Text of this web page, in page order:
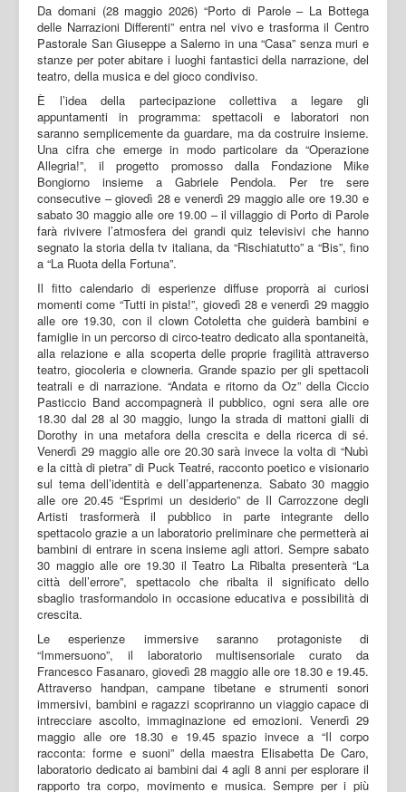
Da domani (28 maggio 2026) “Porto di Parole – La Bottega
delle Narrazioni Differenti” entra nel vivo e trasforma il Centro
Pastorale San Giuseppe a Salerno in una “Casa” senza muri e
stanze per poter abitare i luoghi fantastici della narrazione, del
teatro, della musica e del gioco condiviso.
È l’idea della partecipazione collettiva a legare gli
appuntamenti in programma: spettacoli e laboratori non
saranno semplicemente da guardare, ma da costruire insieme.
Una cifra che emerge in modo particolare da “Operazione
Allegria!”, il progetto promosso dalla Fondazione Mike
Bongiorno insieme a Gabriele Pendola. Per tre sere
consecutive – giovedì 28 e venerdì 29 maggio alle ore 19.30 e
sabato 30 maggio alle ore 19.00 – il villaggio di Porto di Parole
farà rivivere l’atmosfera dei grandi quiz televisivi che hanno
segnato la storia della tv italiana, da “Rischiatutto” a “Bis”, fino
a “La Ruota della Fortuna”.
Il fitto calendario di esperienze diffuse proporrà ai curiosi
momenti come “Tutti in pista!”, giovedì 28 e venerdì 29 maggio
alle ore 19.30, con il clown Cotoletta che guiderà bambini e
famiglie in un percorso di circo-teatro dedicato alla spontaneità,
alla relazione e alla scoperta delle proprie fragilità attraverso
teatro, giocoleria e clowneria. Grande spazio per gli spettacoli
teatrali e di narrazione. “Andata e ritorno da Oz” della Ciccio
Pasticcio Band accompagnerà il pubblico, ogni sera alle ore
18.30 dal 28 al 30 maggio, lungo la strada di mattoni gialli di
Dorothy in una metafora della crescita e della ricerca di sé.
Venerdì 29 maggio alle ore 20.30 sarà invece la volta di “Nubì
e la città di pietra” di Puck Teatré, racconto poetico e visionario
sul tema dell’identità e dell’appartenenza. Sabato 30 maggio
alle ore 20.45 “Esprimi un desiderio” de Il Carrozzone degli
Artisti trasformerà il pubblico in parte integrante dello
spettacolo grazie a un laboratorio preliminare che permetterà ai
bambini di entrare in scena insieme agli attori. Sempre sabato
30 maggio alle ore 19.30 il Teatro La Ribalta presenterà “La
città dell’errore”, spettacolo che ribalta il significato dello
sbaglio trasformandolo in occasione educativa e possibilità di
crescita.
Le esperienze immersive saranno protagoniste di
“Immersuono”, il laboratorio multisensoriale curato da
Francesco Fasanaro, giovedì 28 maggio alle ore 18.30 e 19.45.
Attraverso handpan, campane tibetane e strumenti sonori
immersivi, bambini e ragazzi scopriranno un viaggio capace di
intrecciare ascolto, immaginazione ed emozioni. Venerdì 29
maggio alle ore 18.30 e 19.45 spazio invece a “Il corpo
racconta: forme e suoni” della maestra Elisabetta De Caro,
laboratorio dedicato ai bambini dai 4 agli 8 anni per esplorare il
rapporto tra corpo, movimento e musica. Sempre per i più